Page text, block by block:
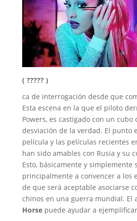
( ????? )
ca de interrogación desde que
Esta escena en la que el piloto
Powers, es castigado con un cubo
desviación de la verdad. El punto
película y las películas recientes
han sido amables con Rusia y su
Esto, básicamente y simplemente
principalmente a convencer a los
de que será aceptable asociarse
chinos en una guerra mundial. El
Horsepuede ayudar a